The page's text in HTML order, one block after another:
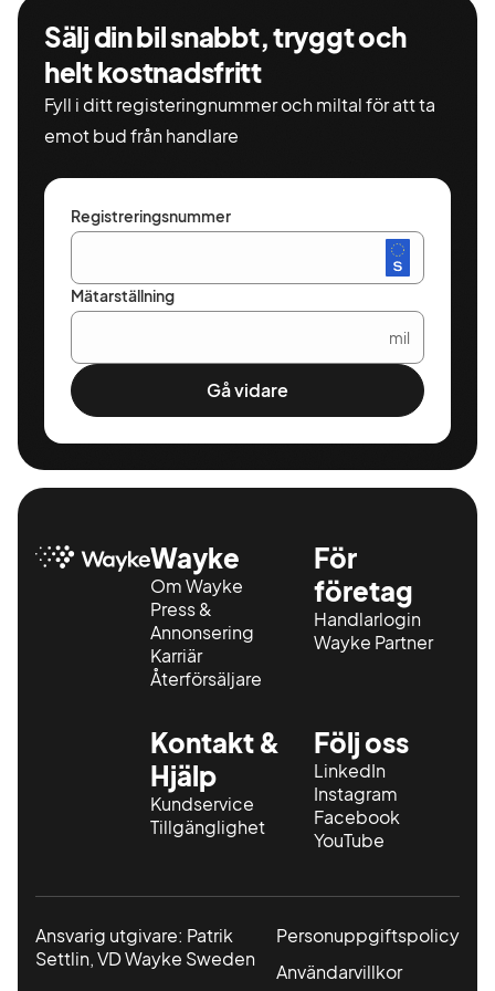
Sälj din bil snabbt, tryggt och
helt kostnadsfritt
Fyll i ditt registeringnummer och miltal för att ta
emot bud från handlare
Registreringsnummer
Mätarställning
mil
Gå vidare
Wayke
Om Wayke
Press &
Annonsering
Karriär
Återförsäljare
För
företag
Handlarlogin
Wayke Partner
Kontakt &
Hjälp
Kundservice
Tillgänglighet
Följ oss
LinkedIn
Instagram
Facebook
YouTube
Ansvarig utgivare: Patrik
Settlin, VD Wayke Sweden
Personuppgiftspolicy
Användarvillkor